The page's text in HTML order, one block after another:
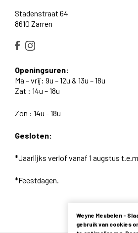
Stadenstraat 64
8610 Zarren
Openingsuren:
Ma – vrij: 9u – 12u & 13u – 18u
Zat : 14u – 18u
Zon : 14u - 18u
Gesloten:
*Jaarlijks verlof vanaf 1 augstus
*Feestdagen.
Weyne Meubelen -
gebruik van cookies